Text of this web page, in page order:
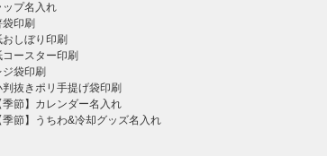
ップ名入れ
袋印刷
おしぼり印刷
コースター印刷
ジ袋印刷
判抜きポリ手提げ袋印刷
季節】カレンダー名入れ
季節】うちわ&冷却グッズ名入れ